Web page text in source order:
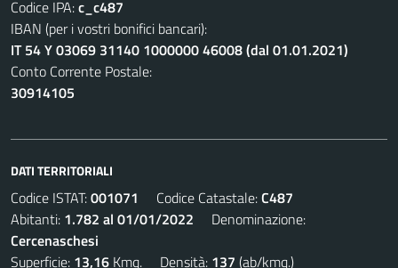
Codice IPA:c_c487
IBAN (per i vostri bonifici bancari):
IT 54 Y 03069 31140 1000000 46008 (dal 01.01.2021)
Conto Corrente Postale:
30914105
DATI TERRITORIALI
Codice ISTAT:001071 Codice Catastale:C487
Abitanti: 1.782 al 01/01/2022 Denominazione:
Cercenaschesi
Superficie: 13,16 Kmq. Densità: 137 (ab/kmq.)